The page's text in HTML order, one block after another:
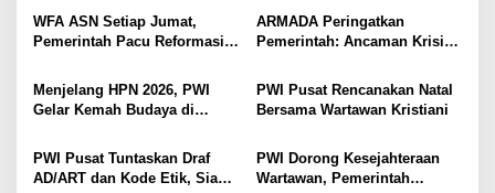
Sejumlah Kasus Nasional
Ketergantungan Aspal Impor
Olimpiade
WFA ASN Setiap Jumat,
Pemerintah Pacu Reformasi
ARMADA Peringatkan
Pemerintah: Ancaman Krisis
Jika Tak Diantisipasi
Menjelang HPN 2026, PWI
Gelar Kemah Budaya di
dan Kejujuran
PWI Pusat Rencanakan Natal
Bersama Wartawan Kristiani
PWI Pusat Tuntaskan Draf
AD/ART dan Kode Etik, Siap
PWI Dorong Kesejahteraan
Wartawan, Pemerintah